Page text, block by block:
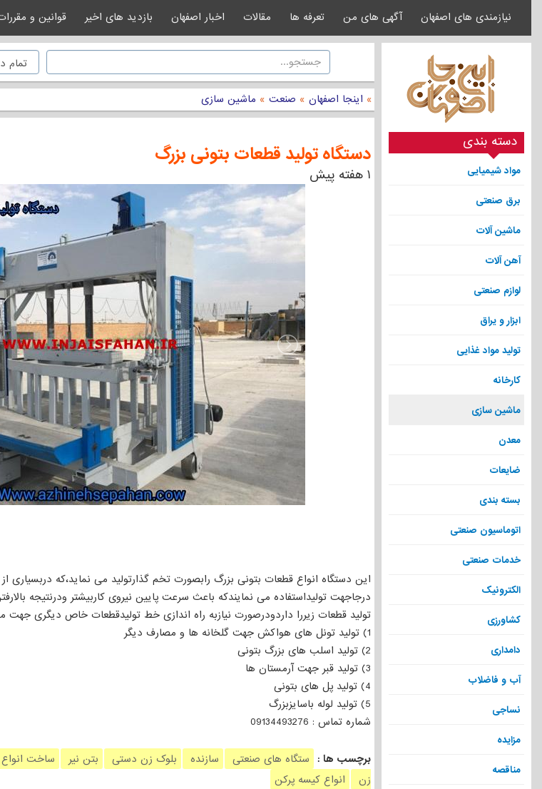
نیازمندی های اصفهان آگهی های من تعرفه ها مقالات اخبار اصفهان بازدید های اخیر قوانین و
دسته بندی
مواد شیمیایی
برق صنعتی
ماشین آلات
آهن آلات
لوازم صنعتی
ابزار و یراق
تولید مواد غذایی
کارخانه
ماشین سازی
معدن
ضایعات
بسته بندی
اتوماسیون صنعتی
خدمات صنعتی
الکترونیک
کشاورزی
دامداری
آب و فاضلاب
نساجی
مزایده
مناقصه
» اینجا اصفهان » صنعت » ماشین سازی
دستگاه تولید قطعات بتونی بزرگ
۱ هفته پیش
این دستگاه انواع قطعات بتونی بزرگ رابصورت تخم گذارتولید می نماید،که دربسیاری از
درجاجهت تولیداستفاده می نمایندکه باعث سرعت پایین نیروی کاربیشتر ودرنتیجه
تولید قطعات زیررا داردودرصورت نیازبه راه اندازی خط تولیدقطعات خاص دیگری جهت
1) تولید تونل های هواکش جهت گلخانه ها و مصارف دیگر
2) تولید اسلب های بزرگ بتونی
3) تولید قبر جهت آرمستان ها
4) تولید پل های بتونی
5) تولید لوله باسایزبزرگ
شماره تماس : 09134493276
برچسب ها : ستگاه های صنعتی سازنده بلوک زن دستی بتن نیر ساخت
زن
انواع کیسه پرکن